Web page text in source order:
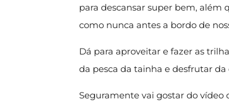
para descansar super bem, além
como nunca antes a bordo de
Dá para aproveitar e fazer as
da pesca da tainha e desfrutar
Seguramente vai gostar do vídeo